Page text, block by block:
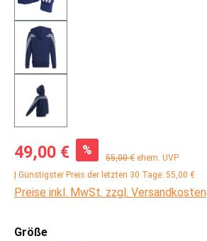
Verkaufspreis:
49,00 € % Regulärer Preis:
55,00 € ehem. UVP
| Günstigster Preis der letzten 30 Tage: 55,00 €
Preise inkl. MwSt. zzgl. Versandkosten
Größeauswählen